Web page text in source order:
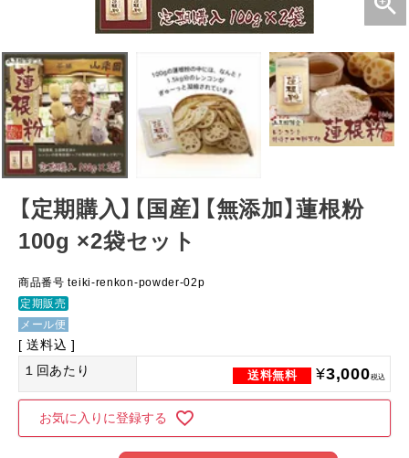
【定期購入】【国産】【無添加】蓮根粉
100g ×2袋セット
商品番号 teiki-renkon-powder-02p
定期販売
メール便
送料込
１回あたり
¥3,000税込
お気に入りに登録する